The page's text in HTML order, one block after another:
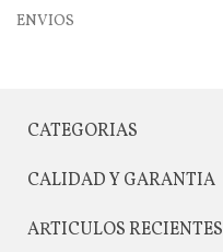
ENVIOS
CATEGORIAS
CALIDAD Y GARANTIA
ARTICULOS RECIENTES